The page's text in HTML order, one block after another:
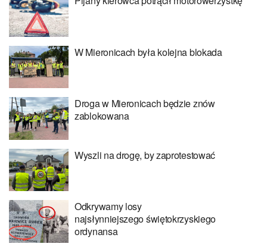
W Mieronicach była kolejna blokada
Droga w Mieronicach będzie znów
zablokowana
Wyszli na drogę, by zaprotestować
Odkrywamy losy
najsłynniejszego świętokrzyskiego
ordynansa